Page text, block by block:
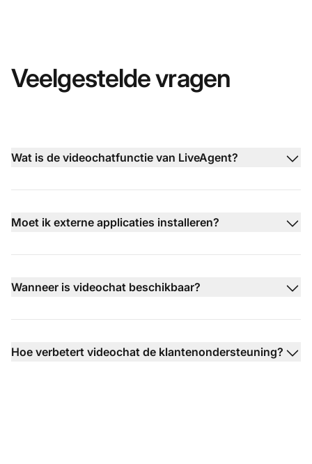
Veelgestelde vragen
Wat is de videochatfunctie van LiveAgent?
Moet ik externe applicaties installeren?
Wanneer is videochat beschikbaar?
Hoe verbetert videochat de klantenondersteuning?